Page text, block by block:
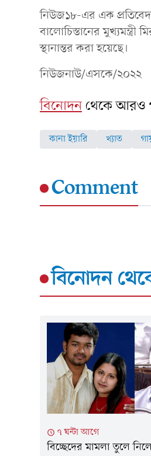
নিউজ১৮-এর এক
বালোচিস্তানের
স্থানান্তর করা হয়েছে।
নিউজনাউ/এসকে/২০২২
বিনোদনথেকে আরও
কানা ইয়ারি খ্যাত
Comment
বিনোদন
৭ ঘন্টা আগে
বিচ্ছেদের মামলা তুলে